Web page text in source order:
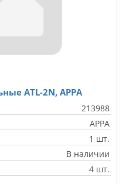
ATL-2N, APPA
213988
APPA
1 шт.
В наличии
4 шт.